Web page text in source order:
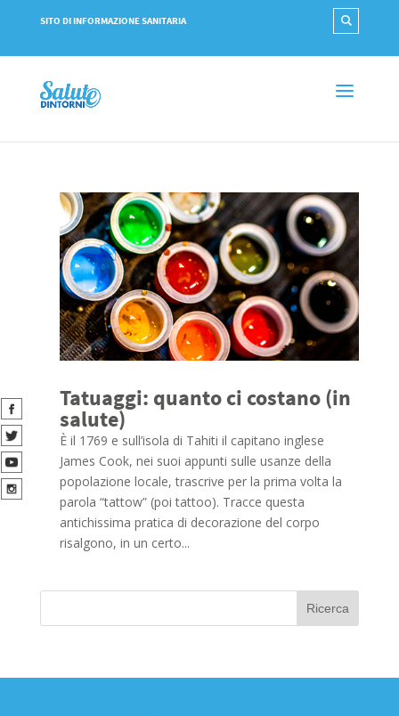
SITO DI INFORMAZIONE SANITARIA
Tatuaggi: quanto ci costano (in
salute)
È il 1769 e sull’isola di Tahiti il capitano inglese
James Cook, nei suoi appunti sulle usanze della
popolazione locale, trascrive per la prima volta la
parola “tattow” (poi tattoo). Tracce questa
antichissima pratica di decorazione del corpo
risalgono, in un certo...